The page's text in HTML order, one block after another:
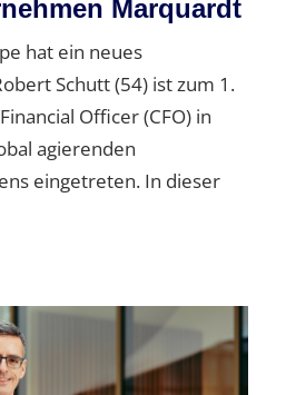
Marquardt
hat ein neues
Schutt (54) ist zum 1.
Officer (CFO) in
agierenden
eingetreten. In dieser